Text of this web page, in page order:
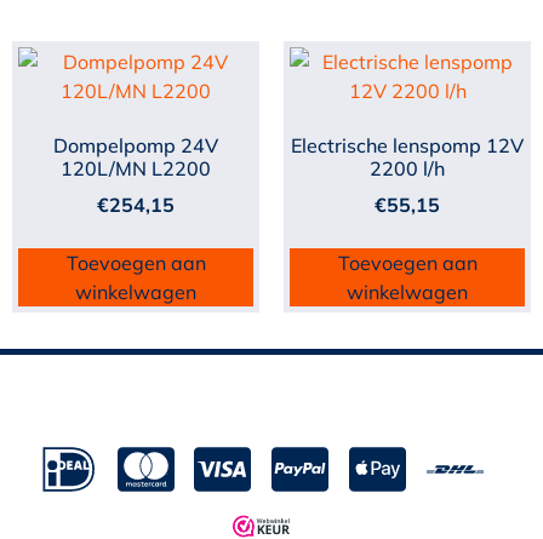
Dompelpomp 24V
120L/MN L2200
€254,15
Toevoegen aan
winkelwagen
Electrische lenspomp 12V
2200 l/h
€55,15
Toevoegen aan
winkelwagen